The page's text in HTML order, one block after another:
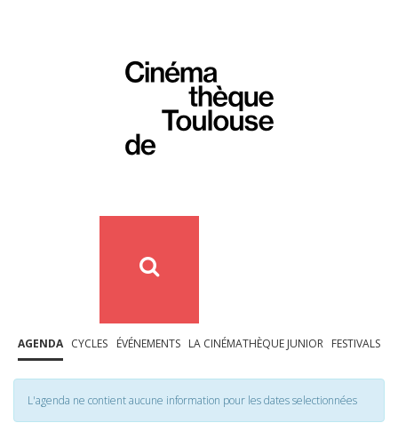
AGENDA CYCLES ÉVÉNEMENTS LA CINÉMATHÈQUE JUNIOR FESTIVALS
L'agenda ne contient aucune information pour les dates selectionnées